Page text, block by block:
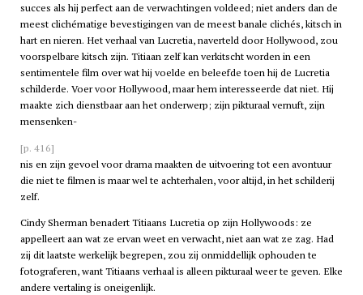
succes als hij perfect aan de verwachtingen voldeed; niet anders dan de
meest clichématige bevestigingen van de meest banale clichés, kitsch in
hart en nieren. Het verhaal van Lucretia, naverteld door Hollywood, zou
voorspelbare kitsch zijn. Titiaan zelf kan verkitscht worden in een
sentimentele film over wat hij voelde en beleefde toen hij de Lucretia
schilderde. Voer voor Hollywood, maar hem interesseerde dat niet. Hij
maakte zich dienstbaar aan het onderwerp; zijn pikturaal vernuft, zijn
mensenken-
[p. 416]
nis en zijn gevoel voor drama maakten de uitvoering tot een avontuur
die niet te filmen is maar wel te achterhalen, voor altijd, in het schilderij
zelf.
Cindy Sherman benadert Titiaans Lucretia op zijn Hollywoods: ze
appelleert aan wat ze ervan weet en verwacht, niet aan wat ze zag. Had
zij dit laatste werkelijk begrepen, zou zij onmiddellijk ophouden te
fotograferen, want Titiaans verhaal is alleen pikturaal weer te geven. Elke
andere vertaling is oneigenlijk.